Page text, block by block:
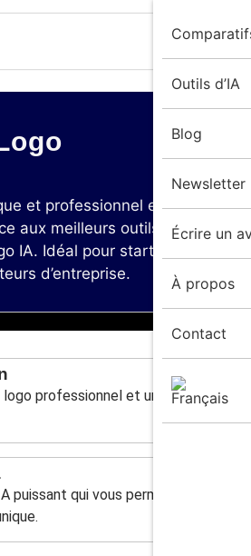
Outils d’IA
Blog
Newsletter
Écrire un
À propos
Contact
et professionnel en
aux meilleurs outils
IA. Idéal pour startups,
d’entreprise.
logo professionnel et unique avec
puissant qui vous permet de créer